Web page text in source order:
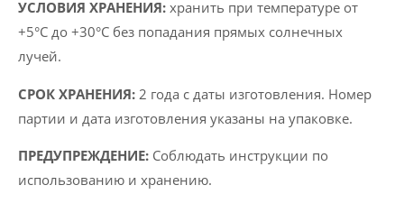
УСЛОВИЯ ХРАНЕНИЯ: хранить при температуре от
+5°C до +30°C без попадания прямых солнечных
лучей.
СРОК ХРАНЕНИЯ: 2 года с даты изготовления. Номер
партии и дата изготовления указаны на упаковке.
ПРЕДУПРЕЖДЕНИЕ: Соблюдать инструкции по
использованию и хранению.